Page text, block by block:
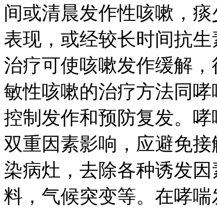
间或清晨发作性咳嗽，
表现，或经较长时间抗
治疗可使咳嗽发作缓解
敏性咳嗽的治疗方法同
控制发作和预防复发。
双重因素影响，应避免
染病灶，去除各种诱发
料，气候突变等。在哮